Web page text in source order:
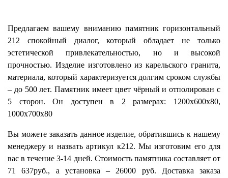
Предлагаем вашему вниманию памятник горизонтальный
212 спокойный диалог, который обладает не только
эстетической привлекательностью, но и высокой
прочностью. Изделие изготовлено из карельского гранита,
материала, который характеризуется долгим сроком службы
– до 500 лет. Памятник имеет цвет чёрный и отполирован с
5 сторон. Он доступен в 2 размерах: 1200х600х80,
1000х700х80
Вы можете заказать данное изделие, обратившись к нашему
менеджеру и назвать артикул к212. Мы изготовим его для
вас в течение 3-14 дней. Стоимость памятника составляет от
71 637руб., а установка – 26000 руб. Доставка заказа